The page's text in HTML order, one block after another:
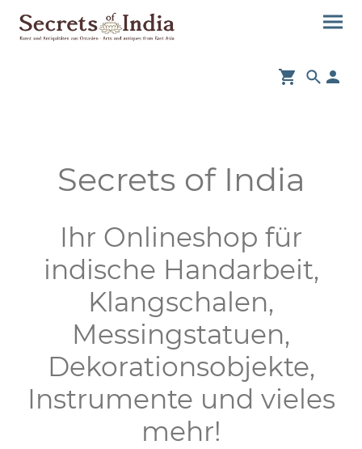
Secrets of India
Ihr Onlineshop für
indische Handarbeit,
Klangschalen,
Messingstatuen,
Dekorationsobjekte,
Instrumente und vieles
mehr!